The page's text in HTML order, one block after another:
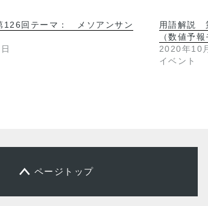
回テーマ： メソアンサン
用語解説
（数値予報
2020年10
イベント
ページトップ